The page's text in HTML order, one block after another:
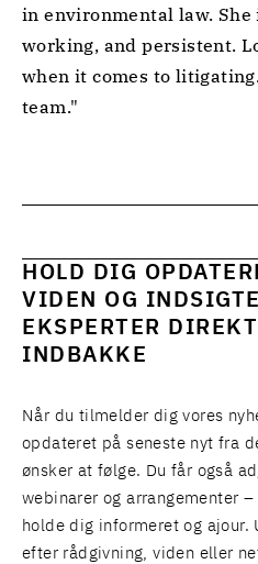
in environmental law. She
working, and persistent.
when it comes to
team."
HOLD DIG
VIDEN OG
EKSPERTER
INDBAKKE
Når du tilmelder dig vores
opdateret på seneste nyt fra
ønsker at følge. Du får også
webinarer og arrangementer
holde dig informeret og ajour.
efter rådgivning, viden eller